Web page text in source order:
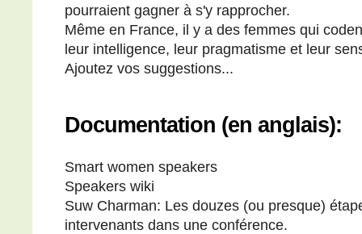
pourraient gagner à s'y rapprocher.
Même en France, il y a des femmes qui
leur intelligence, leur pragmatisme et leur
Ajoutez vos suggestions...
Documentation (en anglais):
Smart women speakers
Speakers wiki
Suw Charman: Les douzes (ou presque)
intervenants dans une conférence.